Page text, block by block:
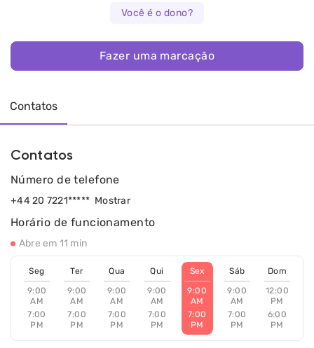
Você é o dono?
Fazer uma marcação
Contatos
Contatos
Horário de funcionamento
Abre em 11 min
Seg
9:00
AM
7:00
PM
Ter
9:00
AM
7:00
PM
Qua
9:00
AM
7:00
PM
Qui
9:00
AM
7:00
PM
Sex
9:00
AM
7:00
PM
Sáb
9:00
AM
7:00
PM
Dom
12:00
PM
6:00
PM
Número de telefone
+44 20 7221***** Mostrar